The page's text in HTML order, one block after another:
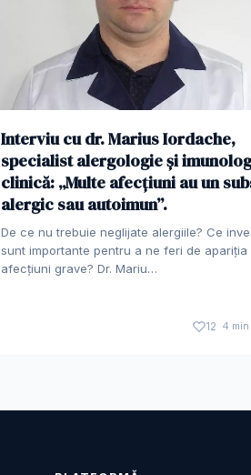
Interviu cu dr. Marius Iordache,
specialist alergologie și
clinică: „Multe afecțiuni au un
alergic sau autoimun”.
De ce nu trebuie neglijate alergiile? Ce
sunt importante pentru a ne feri de apariția
afecțiuni grave? Dr. Mariu…
12 4